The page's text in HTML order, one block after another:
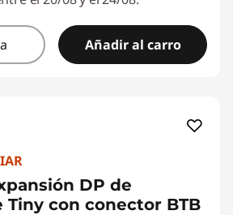
Añadir al carro
DP de
Tiny con conector BTB